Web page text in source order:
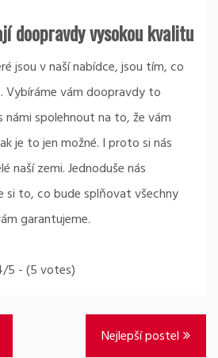
doopravdy vysokou kvalitu
jsou v naší nabídce, jsou tím, co
Vybíráme vám doopravdy to
námi spolehnout na to, že vám
je to jen možné. I proto si nás
naší zemi. Jednoduše nás
to, co bude splňovat všechny
garantujeme.
5 - (5 votes)
Nejlepší postel